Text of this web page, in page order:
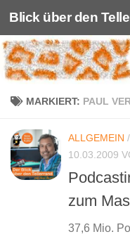
Unter dem Inhalt
Blick über den
MARKIERT: PAUL
ALLGEMEIN /
10.03.2009
zum
37,6 Mio.